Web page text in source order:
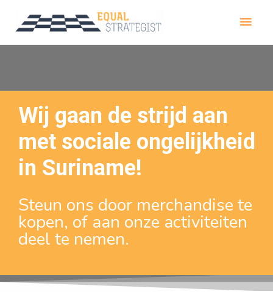
Wij gaan de strijd aan
met sociale ongelijkheid
in Suriname!
Steun ons door merchandise te
kopen, of aan onze activiteiten
deel te nemen.